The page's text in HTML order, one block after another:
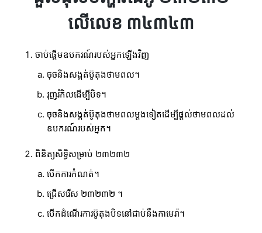
លើលេខ ៣៤៣៤៣
ចាប់ផ្តើមឧបករណ៍របស់អ្នកឡើងវិញ
ចុចនិងសង្កត់ប៊ូតុងថាមពល។
រុញរំកិលដើម្បីបិទ។
ចុចនិងសង្កត់ប៊ូតុងថាមពលម្តងទៀតដើម្បីផ្តល់ថាមពលដល់
ឧបករណ៍របស់អ្នក។
ពិនិត្យសិទ្ធិសម្រាប់ ២៣២៣២
បើកការកំណត់។
ជ្រើសរើស ២៣២៣២ ។
បើកដំណើរការប៊ូតុងបិទនៅជាប់នឹងកាមេរ៉ា។